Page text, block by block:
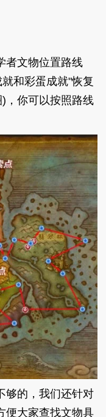
文物位置路线
和彩蛋成就"恢复
，你可以按照路线
的，我们还针对
便大家查找文物具